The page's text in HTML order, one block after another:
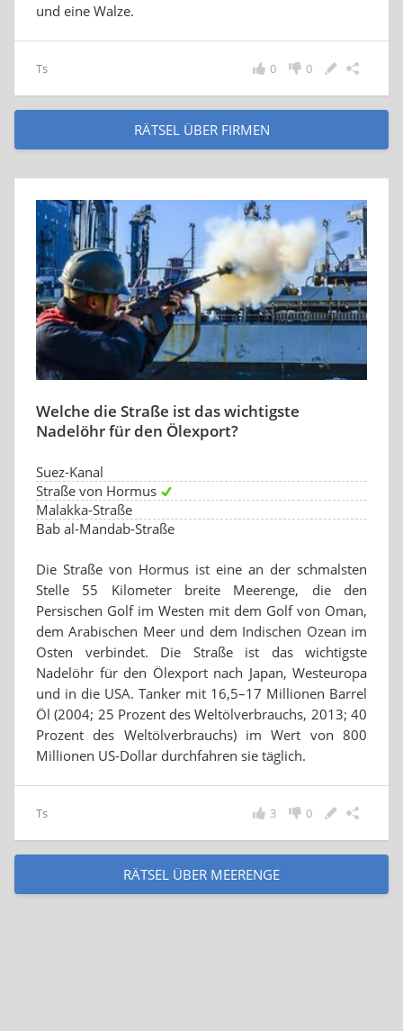
und eine Walze.
Ts 0
0
RÄTSEL ÜBER FIRMEN
Welche die Straße ist das wichtigste
Nadelöhr für den Ölexport?
Suez-Kanal
Straße von Hormus
Malakka-Straße
Bab al-Mandab-Straße
Die Straße von Hormus ist eine an der schmalsten
Stelle 55 Kilometer breite Meerenge, die den
Persischen Golf im Westen mit dem Golf von Oman,
dem Arabischen Meer und dem Indischen Ozean im
Osten verbindet. Die Straße ist das wichtigste
Nadelöhr für den Ölexport nach Japan, Westeuropa
und in die USA. Tanker mit 16,5–17 Millionen Barrel
Öl (2004; 25 Prozent des Weltölverbrauchs, 2013; 40
Prozent des Weltölverbrauchs) im Wert von 800
Millionen US-Dollar durchfahren sie täglich.
Ts 0
3
RÄTSEL ÜBER MEERENGE